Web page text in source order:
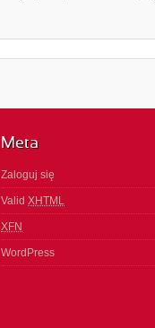
Meta
Zaloguj się
Valid XHTML
XFN
WordPress